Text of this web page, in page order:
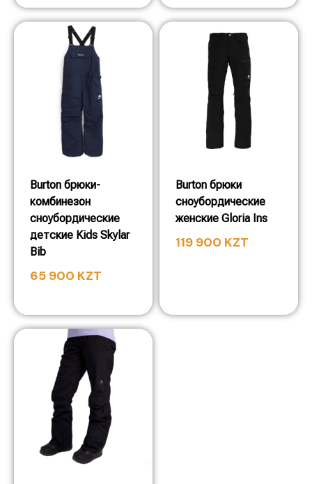
Burton брюки-
комбинезон
сноубордические
детские Kids Skylar
Bib
65 900 KZT
Burton брюки
сноубордические
женские Gloria Ins
119 900 KZT